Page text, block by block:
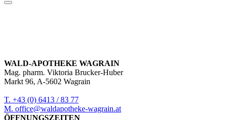
WALD-APOTHEKE WAGRAIN
Mag. pharm. Viktoria Brucker-Huber
Markt 96, A-5602 Wagrain
T. +43 (0) 6413 / 83 77
M. office@waldapotheke-wagrain.at
ÖFFNUNGSZEITEN